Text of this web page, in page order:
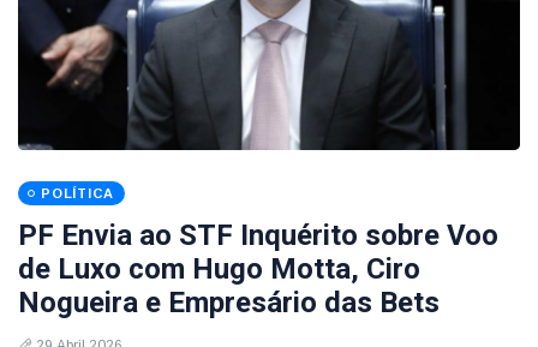
POLÍTICA
PF Envia ao STF Inquérito sobre Voo
de Luxo com Hugo Motta, Ciro
Nogueira e Empresário das Bets